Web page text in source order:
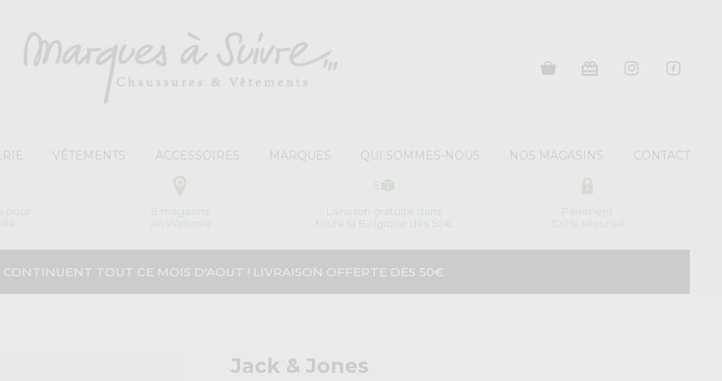
VÊTEMENTS ACCESSOIRES MARQUES QUI SOMMES-NOUS NOS MAGASINS CONTACT
pour
8 magasins
en Wallonie
Livraison gratuite dans
toute la Belgique dès 50€
Paiement
100% sécurisé
CONTINUENT TOUT CE MOIS D'AOUT ! LIVRAISON OFFERTE DÈS 50€
Jack & Jones